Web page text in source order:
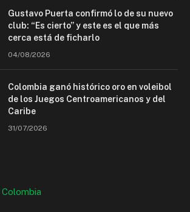
Gustavo Puerta confirmó lo de su nuevo
club: “Es cierto” y este es el que más
cerca está de ficharlo
04/08/2026
Colombia ganó histórico oro en voleibol
de los Juegos Centroamericanos y del
Caribe
31/07/2026